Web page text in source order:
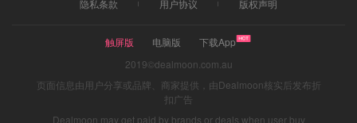
隐私条款
用户协议 版权声明
触屏版 电脑版
下载App
2019©dealmoon.com.au
页面信息由用户分享或品牌、商家提供，由Dealmoon核实后发布折
扣广告
Dealmoon may get paid by brands or deals when user buy